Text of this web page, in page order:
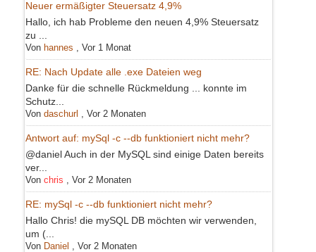
Neuer ermäßigter Steuersatz 4,9%
Hallo, ich hab Probleme den neuen 4,9% Steuersatz
zu ...
Von hannes Vor 1 Monat
RE: Nach Update alle .exe Dateien weg
Danke für die schnelle Rückmeldung ... konnte im
Schutz...
Von daschurl Vor 2 Monaten
Antwort auf: mySql -c --db funktioniert nicht mehr?
@daniel Auch in der MySQL sind einige Daten bereits
ver...
Von chris Vor 2 Monaten
RE: mySql -c --db funktioniert nicht mehr?
Hallo Chris! die mySQL DB möchten wir verwenden,
um (...
Von Daniel Vor 2 Monaten